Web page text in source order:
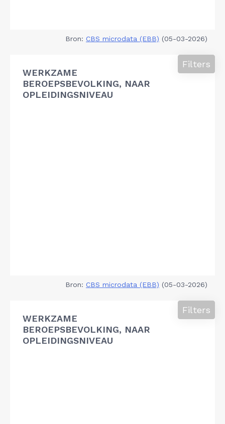
Bron: CBS microdata (EBB) (05-03-2026)
WERKZAME
BEROEPSBEVOLKING, NAAR
OPLEIDINGSNIVEAU
Filters
Bron: CBS microdata (EBB) (05-03-2026)
WERKZAME
BEROEPSBEVOLKING, NAAR
OPLEIDINGSNIVEAU
Filters